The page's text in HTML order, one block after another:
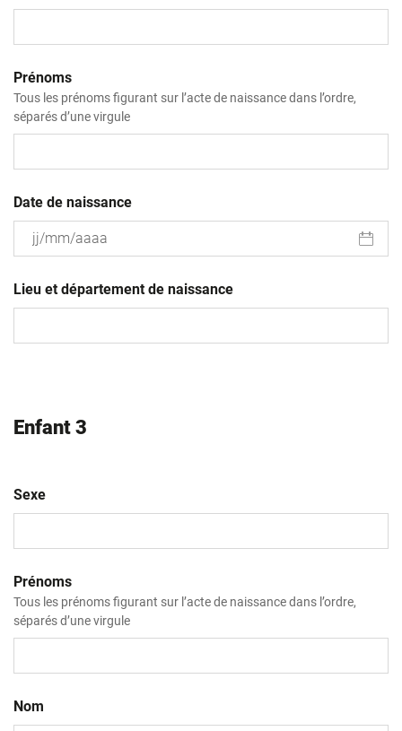
Prénoms
Tous les prénoms figurant sur l’acte de naissance dans l’ordre,
séparés d’une virgule
Date de naissance
slash
MM
Lieu et département de naissance
Enfant 3
Sexe
Prénoms
Tous les prénoms figurant sur l’acte de naissance dans l’ordre,
séparés d’une virgule
Nom